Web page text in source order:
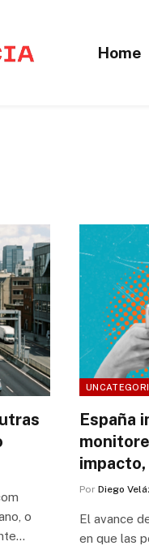
Home
o
España
Por Diego
El avance
en que las